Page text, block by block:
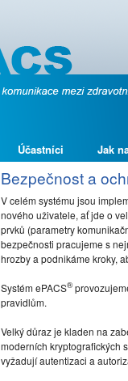
Účastníci Jak
Bezpečnost a
V celém systému jsou
nového uživatele, ať jde o
prvků (parametry
bezpečnosti pracujeme s
hrozby a podnikáme kroky,
Systém ePACS®
pravidlům.
Velký důraz je kladen na
moderních kryptografických
vyžadují autentizaci a